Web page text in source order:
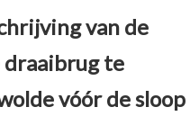
van de
draaibrug te
vóór de sloop